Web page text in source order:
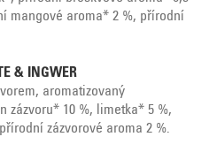
mangové aroma* 2 %, přírodní
& INGWER
aromatizovaný
zázvoru* 10 %, limetka* 5 %,
zázvorové aroma 2 %.